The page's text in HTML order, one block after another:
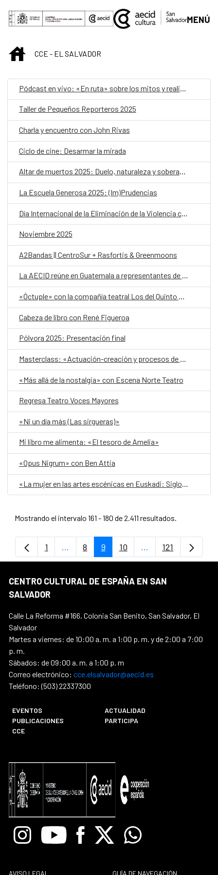
Saltar al contenido principal
MENÚ
INICIOCCE - EL SALVADOR
Taller de Pequeños Reporteros 2025
Charla y encuentro con John Rivas
Ciclo de cine: Desarmar la mirada
Altar de muertos 2025: Duelo, naturaleza y soberanía alimentaria
La Escuela Generosa 2025: (Im)Prudencias
Día Internacional de la Eliminación de la Violencia contra las Mujeres: 25N
Noviembre 2025
A2Bandas || CentroSur + Rasfortis & Greenmoons
La AECID reúne en Guatemala a representantes de organizaciones LGTBI+ en una llamada regional contra los discursos de odio y en defensa de la diversidad
«Óctuple» con la compañía teatral Los del Quinto Piso
Cabeza de libro con René Figueroa
Pólvora 2025: Presentación final
Masterclass: «Actuación-creación y procesos de dirección»
«Más allá de la nostalgia» con Escena Norte Teatro
Regresa Teatro Voces Mayores
«Ni un día más (Las sirgueras)»
Mi libro me alimenta: «El tesoro de Amelia»
«Opus Nigrum» con Ben Attia
Mostrando el intervalo 161 - 180 de 2.411 resultados.
Página
1 ...Páginas intermedias Use TAB para
Página
8 Página
9 Página
10 ...PáginasPágina
121
CENTRO CULTURAL DE ESPAÑA EN SAN
SALVADOR
Calle La Reforma #166, Colonia San Benito, San Salvador, El
Salvador
Martes a viernes: de 10:00 a. m. a 1:00 p. m. y de 2:00 a 7:00
p. m.
Sábados: de 09:00 a. m. a 1:00 p. m
Correo electrónico: cce.elsalvador@aecid.es
Teléfono: (503) 22337300
EVENTOS
ACTUALIDAD
PUBLICACIONES
PARTICIPA
CCE
InstagramYoutube Facebook
X Whatsapp